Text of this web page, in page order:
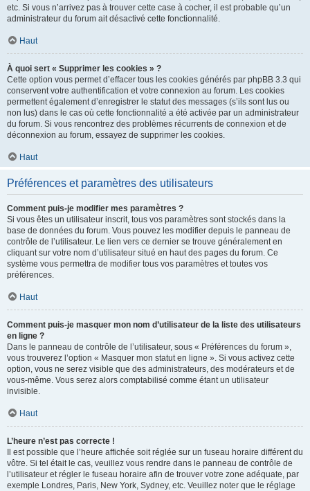
etc. Si vous n’arrivez pas à trouver cette case à cocher, il est probable qu’un
administrateur du forum ait désactivé cette fonctionnalité.
Haut
À quoi sert « Supprimer les cookies » ?
Cette option vous permet d’effacer tous les cookies générés par phpBB 3.3 qui
conservent votre authentification et votre connexion au forum. Les cookies
permettent également d’enregistrer le statut des messages (s’ils sont lus ou
non lus) dans le cas où cette fonctionnalité a été activée par un administrateur
du forum. Si vous rencontrez des problèmes récurrents de connexion et de
déconnexion au forum, essayez de supprimer les cookies.
Haut
Préférences et paramètres des utilisateurs
Comment puis-je modifier mes paramètres ?
Si vous êtes un utilisateur inscrit, tous vos paramètres sont stockés dans la
base de données du forum. Vous pouvez les modifier depuis le panneau de
contrôle de l’utilisateur. Le lien vers ce dernier se trouve généralement en
cliquant sur votre nom d’utilisateur situé en haut des pages du forum. Ce
système vous permettra de modifier tous vos paramètres et toutes vos
préférences.
Haut
Comment puis-je masquer mon nom d’utilisateur de la liste des utilisateurs
en ligne ?
Dans le panneau de contrôle de l’utilisateur, sous « Préférences du forum »,
vous trouverez l’option « Masquer mon statut en ligne ». Si vous activez cette
option, vous ne serez visible que des administrateurs, des modérateurs et de
vous-même. Vous serez alors comptabilisé comme étant un utilisateur
invisible.
Haut
L’heure n’est pas correcte !
Il est possible que l’heure affichée soit réglée sur un fuseau horaire différent du
vôtre. Si tel était le cas, veuillez vous rendre dans le panneau de contrôle de
l’utilisateur et régler le fuseau horaire afin de trouver votre zone adéquate, par
exemple Londres, Paris, New York, Sydney, etc. Veuillez noter que le réglage